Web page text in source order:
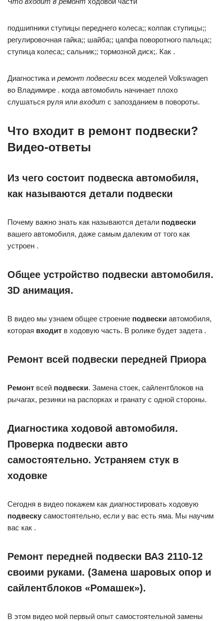
подшипники ступицы переднего колеса;; колпак ступицы;;
регулировочная гайка;; шайба;; цапфа поворотного пальца;;
ступица колеса;; сальник;; тормозной диск;. Как .
Диагностика и ремонт подвески всех моделей Volkswagen
во Владимире . когда автомобиль начинает плохо
слушаться руля или входит с запозданием в повороты.
Что входит в ремонт подвески?
Видео-ответы
Из чего состоит подвеска автомобиля,
как называются детали подвески
Почему важно знать как называются детали подвески
вашего автомобиля, даже самым далеким от того как
устроен .
Общее устройство подвески автомобиля.
3D анимация.
В видео мы узнаем общее строение подвески автомобиля,
которая входит в ходовую часть. В ролике будет задета .
Ремонт всей подвески передней Приора
Ремонт всей подвески. Замена стоек, сайлентблоков на
рычагах, резинки на распорках и гранату с одной стороны.
Диагностика ходовой автомобиля.
Проверка подвески авто
самостоятельно. Устраняем стук в
ходовке
Сегодня в видео покажем как диагностировать ходовую
подвеску самостоятельно, если у вас есть яма. Мы научим
вас как .
Ремонт передней подвески ВАЗ 2110-12
своими руками. (Замена шаровых опор и
сайлентблоков «Ромашек»).
В этом видео мой первый опыт самостоятельной замены